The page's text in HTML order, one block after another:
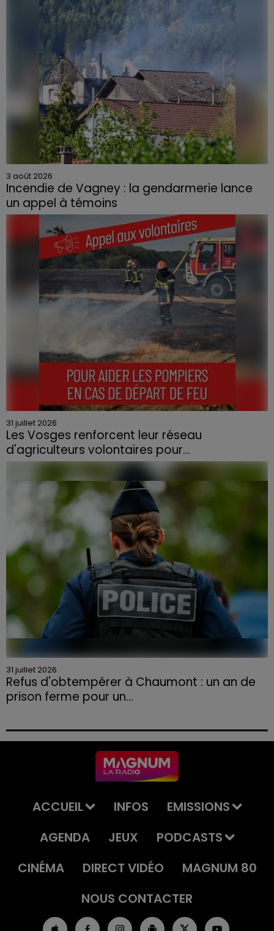
3 août 2026
Incendie de Vagney : la gendarmerie lance
un appel à témoins
Le feu, parti d'une haie avant de se propager au
quartier résidentiel, avait détruit deux habitations et
contraint à l'évacuation d'une centaine de personnes.
31 juillet 2026
Les Vosges renforcent leur réseau
d'agriculteurs volontaires pour...
Face à la sécheresse et aux risques de départs de feu,
la Chambre d'agriculture des Vosges a lancé un appel
aux agriculteurs volontaires pour venir en aide...
31 juillet 2026
Refus d'obtempérer à Chaumont : un an de
prison ferme pour un...
permis et la confiscation de son véhicule.
ACCUEIL INFOS
EMISSIONS
AGENDA
JEUX
PODCASTS
CINÉMA
DIRECT VIDÉO
MAGNUM 80
NOUS CONTACTER